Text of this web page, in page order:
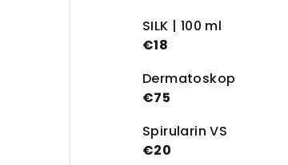
SILK | 100 ml
€18
Dermatoskop
€75
Spirularin VS
€20